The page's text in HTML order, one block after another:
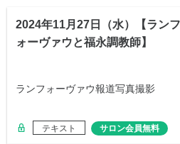
2024年11月27日（水）【ランフ
ォーヴァウと福永調教師】
ランフォーヴァウ報道写真撮影
テキスト サロン会員無料